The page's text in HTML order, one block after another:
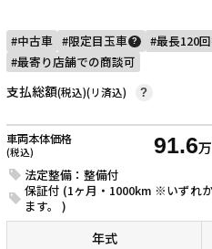
中古車 限定目玉車 ? 最長120
最寄り店舗での商談可
支払総額(税込)(リ済込) ?
車両本体価格
(税込) 91.6
法定整備：整備付
保証付 (1ヶ月・1000km ※いずれ
ます。 )
年式